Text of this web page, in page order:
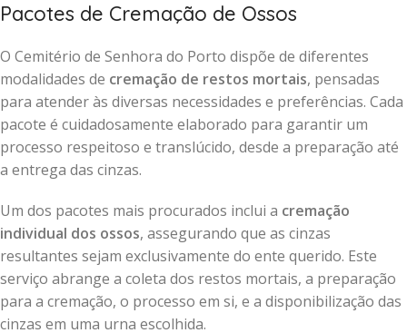
Pacotes de Cremação de Ossos
O Cemitério de Senhora do Porto dispõe de diferentes
modalidades de cremação de restos mortais, pensadas
para atender às diversas necessidades e preferências. Cada
pacote é cuidadosamente elaborado para garantir um
processo respeitoso e translúcido, desde a preparação até
a entrega das cinzas.
Um dos pacotes mais procurados inclui a cremação
individual dos ossos, assegurando que as cinzas
resultantes sejam exclusivamente do ente querido. Este
serviço abrange a coleta dos restos mortais, a preparação
para a cremação, o processo em si, e a disponibilização das
cinzas em uma urna escolhida.